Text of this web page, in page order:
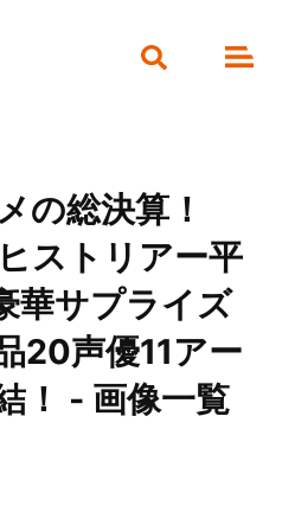
の総決算！
ストリアー平
華サプライズ
20声優11アー
！ - 画像一覧